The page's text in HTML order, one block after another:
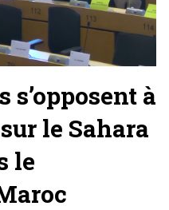
s’opposent à
le Sahara
le